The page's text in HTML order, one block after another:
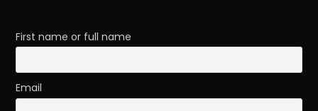
First name or full name
Email